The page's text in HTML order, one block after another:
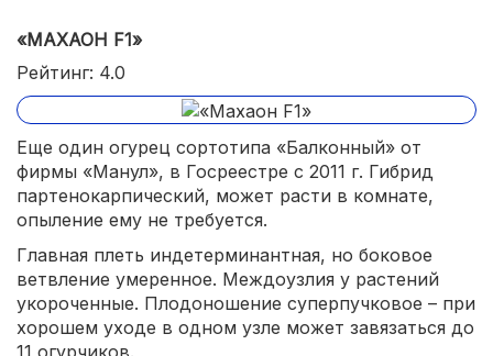
«МАХАОН F1»
Рейтинг: 4.0
Еще один огурец сортотипа «Балконный» от
фирмы «Манул», в Госреестре с 2011 г. Гибрид
партенокарпический, может расти в комнате,
опыление ему не требуется.
Главная плеть индетерминантная, но боковое
ветвление умеренное. Междоузлия у растений
укороченные. Плодоношение суперпучковое – при
хорошем уходе в одном узле может завязаться до
11 огурчиков.